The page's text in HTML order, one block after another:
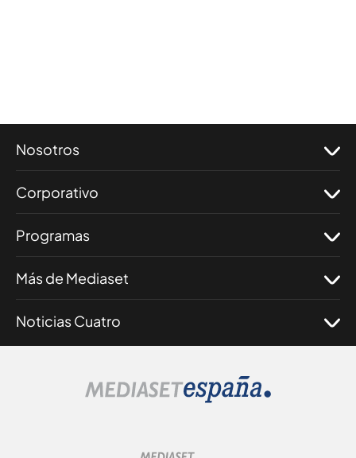
Nosotros
Corporativo
Programas
Más de Mediaset
Noticias Cuatro